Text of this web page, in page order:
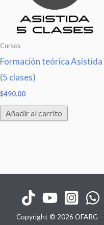
Cursos
Formación teórica Asistida
(5 clases)
$490.00
Añadir al carrito
Copyright © 2026 OFARG -